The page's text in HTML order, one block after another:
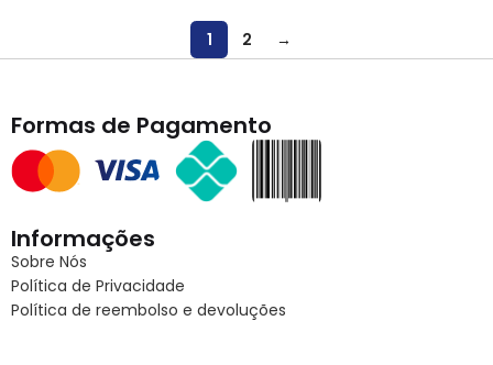
1 2 →
Formas de Pagamento
Informações
Sobre Nós
Política de Privacidade
Política de reembolso e devoluções